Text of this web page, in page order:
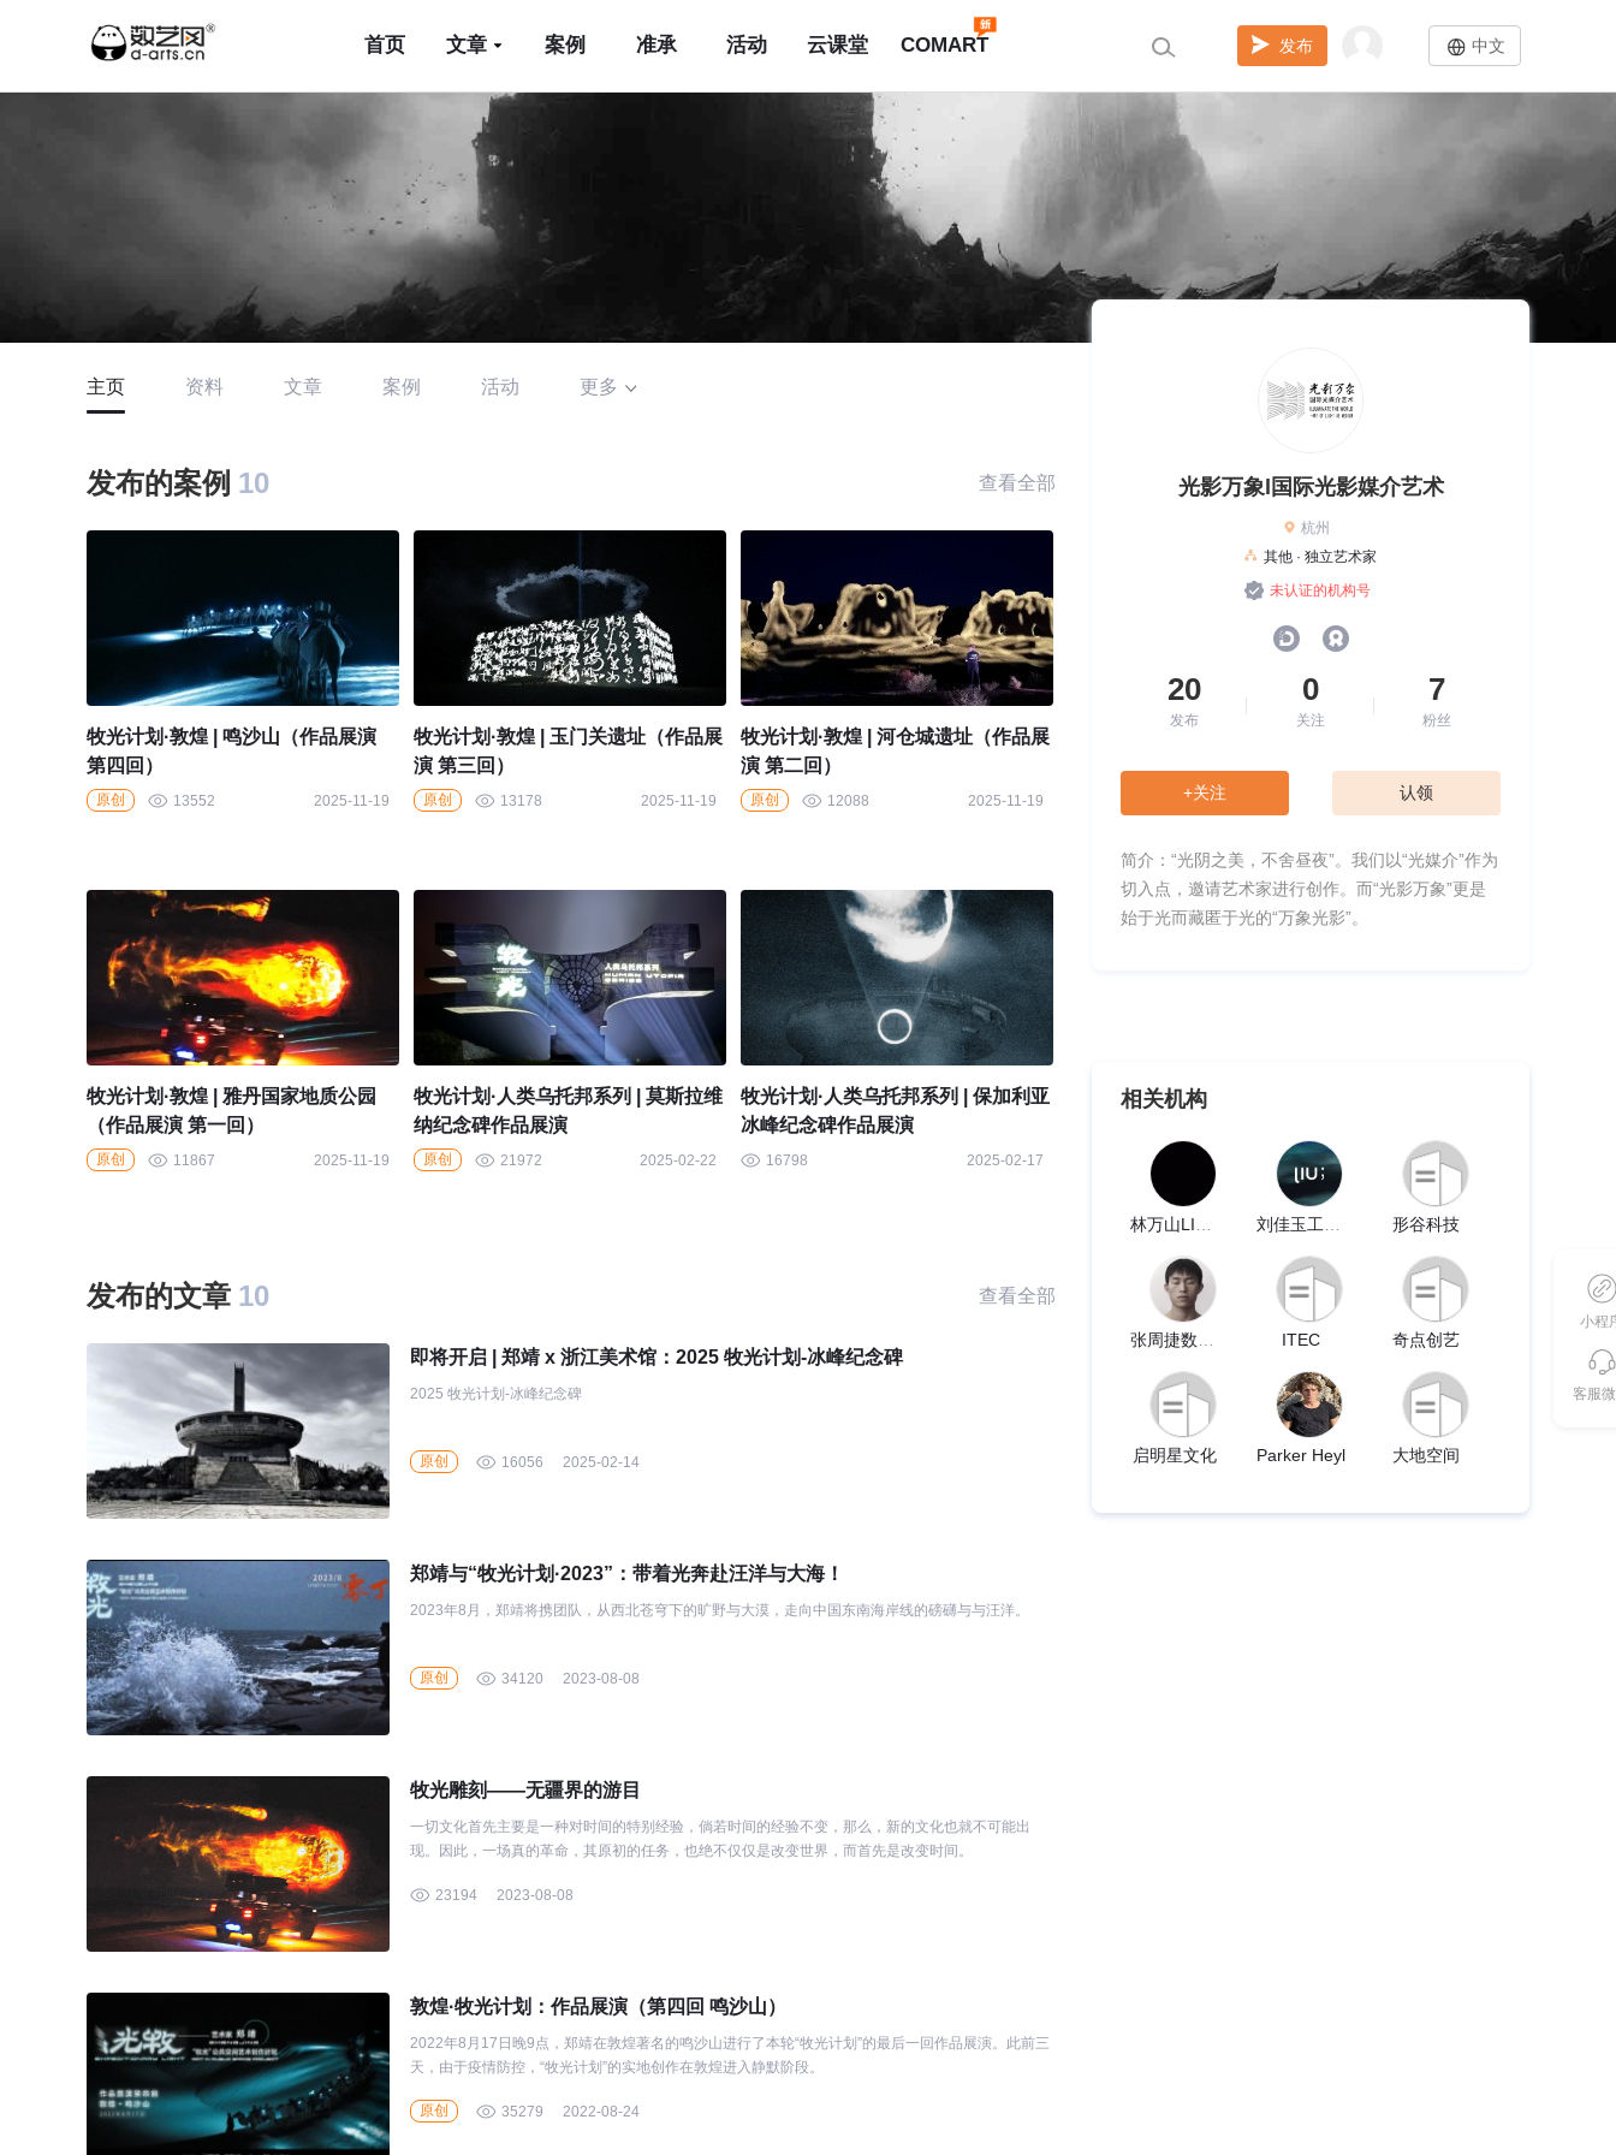
首页 文章 案例 准承 活动 云课堂 COMART 发布 中文
主页 资料 文章 案例 活动 更多
发布的案例 10 查看全部
牧光计划·敦煌 | 鸣沙山（作品展演
第四回）
原创 13552 2025-11-19
牧光计划·敦煌 | 玉门关遗址（作品展
演 第三回）
原创 13178 2025-11-19
牧光计划·敦煌 | 河仓城遗址（作品展
演 第二回）
原创 12088 2025-11-19
牧光计划·敦煌 | 雅丹国家地质公园
（作品展演 第一回）
原创 11867 2025-11-19
牧光计划·人类乌托邦系列 | 莫斯拉维
纳纪念碑作品展演
原创 21972 2025-02-22
牧光计划·人类乌托邦系列 | 保加利亚
冰峰纪念碑作品展演
16798 2025-02-17
发布的文章 10 查看全部
即将开启 | 郑靖 x 浙江美术馆：2025 牧光计划-冰峰纪念碑
2025 牧光计划-冰峰纪念碑
原创 16056 2025-02-14
郑靖与“牧光计划·2023”：带着光奔赴汪洋与大海！
2023年8月，郑靖将携团队，从西北苍穹下的旷野与大漠，走向中国东南海岸线的磅礴与与汪洋。
原创 34120 2023-08-08
牧光雕刻——无疆界的游目
一切文化首先主要是一种对时间的特别经验，倘若时间的经验不变，那么，新的文化也就不可能出
现。因此，一场真的革命，其原初的任务，也绝不仅仅是改变世界，而首先是改变时间。
23194 2023-08-08
敦煌·牧光计划：作品展演（第四回 鸣沙山）
2022年8月17日晚9点，郑靖在敦煌著名的鸣沙山进行了本轮“牧光计划”的最后一回作品展演。此前三
天，由于疫情防控，“牧光计划”的实地创作在敦煌进入静默阶段。
原创 35279 2022-08-24
光影万象l国际光影媒介艺术
杭州
其他 · 独立艺术家
未认证的机构号
20
发布
0
关注
7
粉丝
+关注 认领
简介：“光阴之美，不舍昼夜”。我们以“光媒介”作为
切入点，邀请艺术家进行创作。而“光影万象”更是
始于光而藏匿于光的“万象光影”。
相关机构
形谷科技
ITEC 奇点创艺
启明星文化 Parker Heyl 大地空间
小程
客服